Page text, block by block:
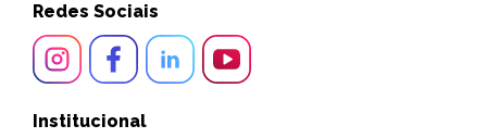
Redes Sociais
Institucional